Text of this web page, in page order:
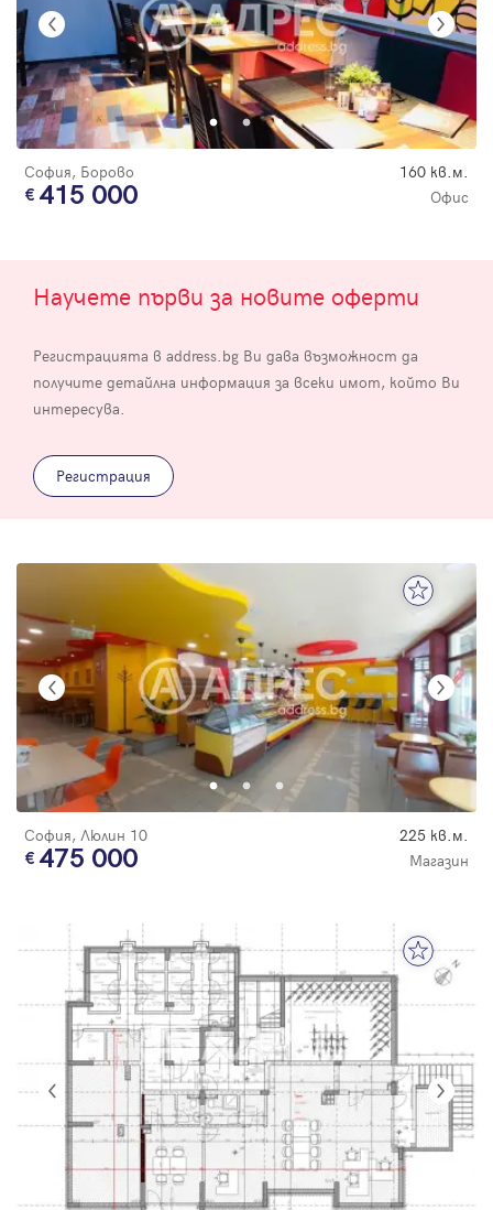
София, Борово 160 кв.м.
415 000 Офис
Научете първи за новите оферти
Регистрацията в address.bg Ви дава възможност да
получите детайлна информация за всеки имот, който Ви
интересува.
Регистрация
София, Люлин 10 225 кв.м.
475 000 Магазин